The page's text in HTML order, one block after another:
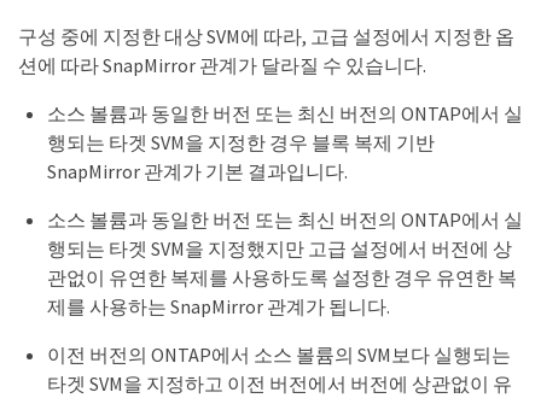
구성 중에 지정한 대상 SVM에 따라, 고급 설정에서 지정한 옵
션에 따라 SnapMirror 관계가 달라질 수 있습니다.
소스 볼륨과 동일한 버전 또는 최신 버전의 ONTAP에서 실
행되는 타겟 SVM을 지정한 경우 블록 복제 기반
SnapMirror 관계가 기본 결과입니다.
소스 볼륨과 동일한 버전 또는 최신 버전의 ONTAP에서 실
행되는 타겟 SVM을 지정했지만 고급 설정에서 버전에 상
관없이 유연한 복제를 사용하도록 설정한 경우 유연한 복
제를 사용하는 SnapMirror 관계가 됩니다.
이전 버전의 ONTAP에서 소스 볼륨의 SVM보다 실행되는
타겟 SVM을 지정하고 이전 버전에서 버전에 상관없이 유